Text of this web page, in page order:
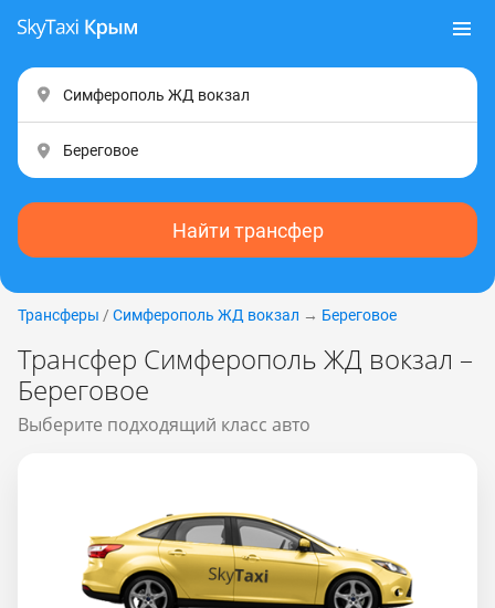
Найти трансфер
Трансферы / Симферополь ЖД вокзал → Береговое
Трансфер Симферополь ЖД вокзал –
Береговое
Выберите подходящий класс авто